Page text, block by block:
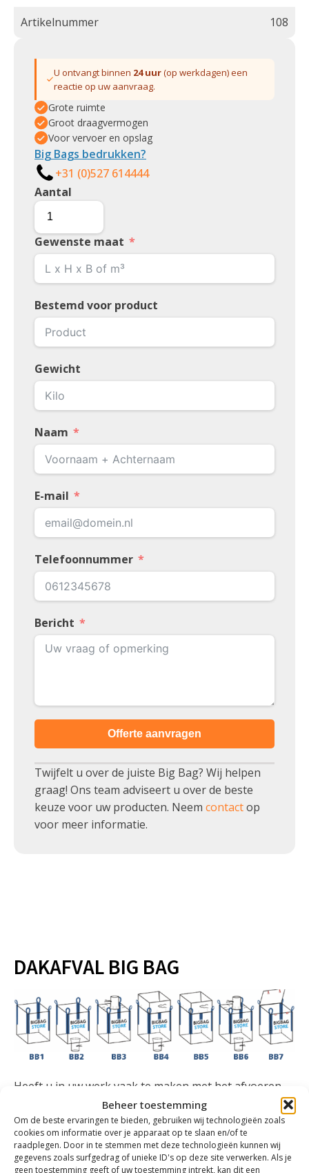
Beheer toestemming
Om de beste ervaringen te bieden, gebruiken wij technologieën zoals
cookies om informatie over je apparaat op te slaan en/of te
raadplegen. Door in te stemmen met deze technologieën kunnen wij
gegevens zoals surfgedrag of unieke ID's op deze site verwerken. Als je
geen toestemming geeft of uw toestemming intrekt, kan dit een
Artikelnummer 108
U ontvangt binnen 24 uur(op werkdagen) een
reactie op uw aanvraag.
Grote ruimte
Groot draagvermogen
Voor vervoer en opslag
Big Bags bedrukken?
+31 (0)527 614444
Aantal
Gewenste maat
Bestemd voor product
Gewicht
Naam
E-mail
Telefoonnummer
Bericht
Offerte aanvragen
Twijfelt u over de juiste Big Bag? Wij helpen
graag! Ons team adviseert u over de beste
keuze voor uw producten. Neem contactop
voor meer informatie.
DAKAFVAL BIG BAG
Heeft u in uw werk vaak te maken met het afvoeren
van bijvoorbeeld bitumen, mastiek, dakgrind en
composiet dakafval? Big Bags van bigbagstore.nl zijn
dan ideaal voor u! Onze Big Bags zijn gemaakt van
hoogwaardige materialen. Dankzij de stevigheid en